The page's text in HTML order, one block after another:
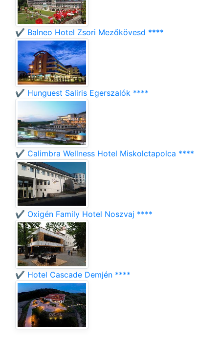
✔️ Balneo Hotel Zsori Mezőkövesd ****
✔️ Hunguest Saliris Egerszalók ****
✔️ Calimbra Wellness Hotel Miskolctapolca ****
✔️ Oxigén Family Hotel Noszvaj ****
✔️ Hotel Cascade Demjén ****